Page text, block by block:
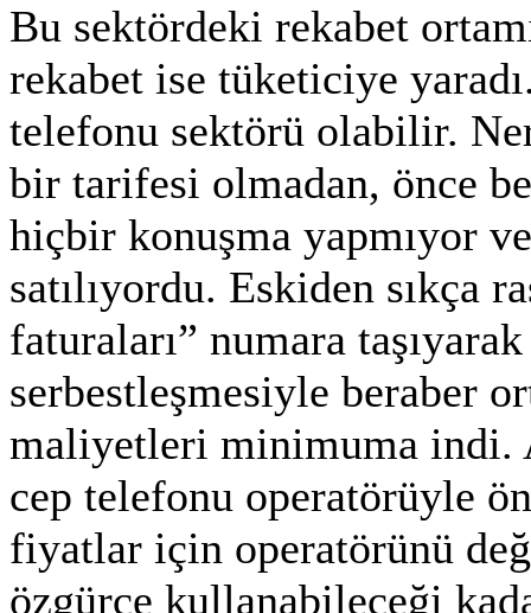
Bu sektördeki rekabet
rekabet ise tüketiciye
telefonu sektörü olabilir.
bir tarifesi olmadan, önce
hiçbir konuşma yapmıyor
satılıyordu. Eskiden sıkça
faturaları” numara
serbestleşmesiyle beraber
maliyetleri minimuma indi.
cep telefonu operatörüyle
fiyatlar için operatörünü
özgürce kullanabileceği